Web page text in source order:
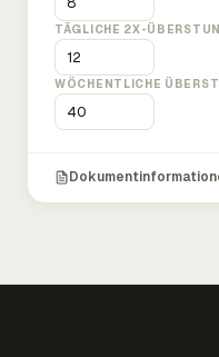
TÄGLICHE 2X-
WÖCHENTLICHE